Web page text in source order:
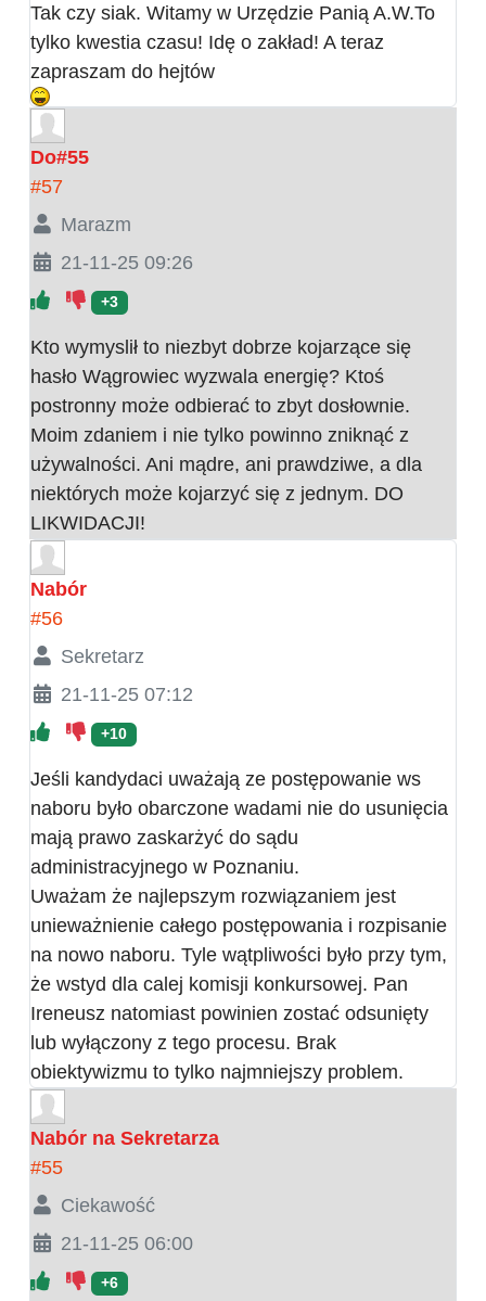
Tak czy siak. Witamy w Urzędzie Panią A.W.To
tylko kwestia czasu! Idę o zakład! A teraz
zapraszam do hejtów
Do#55
#57
Marazm
21-11-25 09:26
+3
Kto wymyslił to niezbyt dobrze kojarzące się
hasło Wągrowiec wyzwala energię? Ktoś
postronny może odbierać to zbyt dosłownie.
Moim zdaniem i nie tylko powinno zniknąć z
używalności. Ani mądre, ani prawdziwe, a dla
niektórych może kojarzyć się z jednym. DO
LIKWIDACJI!
Nabór
#56
Sekretarz
21-11-25 07:12
+10
Jeśli kandydaci uważają ze postępowanie ws
naboru było obarczone wadami nie do usunięcia
mają prawo zaskarżyć do sądu
administracyjnego w Poznaniu.
Uważam że najlepszym rozwiązaniem jest
unieważnienie całego postępowania i rozpisanie
na nowo naboru. Tyle wątpliwości było przy tym,
że wstyd dla calej komisji konkursowej. Pan
Ireneusz natomiast powinien zostać odsunięty
lub wyłączony z tego procesu. Brak
obiektywizmu to tylko najmniejszy problem.
Nabór na Sekretarza
#55
Ciekawość
21-11-25 06:00
+6